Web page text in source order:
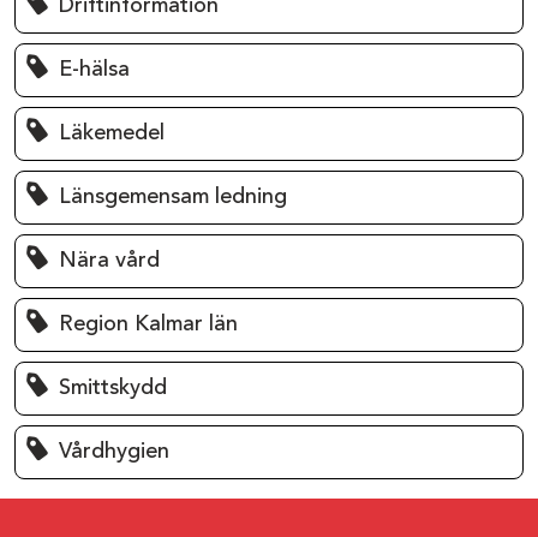
Driftinformation
E-hälsa
Läkemedel
Länsgemensam ledning
Nära vård
Region Kalmar län
Smittskydd
Vårdhygien